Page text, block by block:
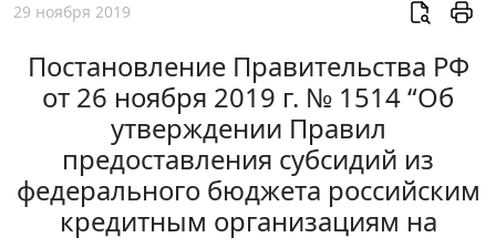
29 ноября 2019
Постановление Правительства РФ
от 26 ноября 2019 г. № 1514 “Об
утверждении Правил
предоставления субсидий из
федерального бюджета российским
кредитным организациям на